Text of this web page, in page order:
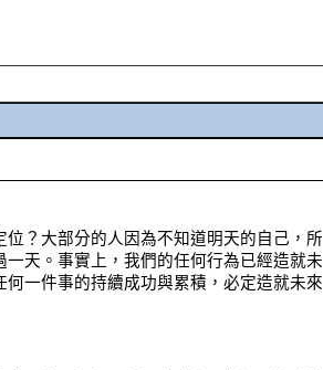
？大部分的人因為不知道明天的自己，所
天。事實上，我們的任何行為已經造就未
一件事的持續成功與累積，必定造就未來